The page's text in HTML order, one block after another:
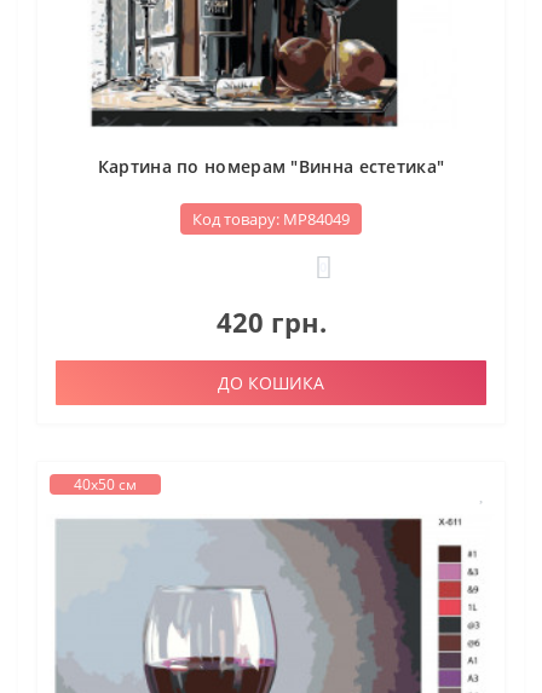
Картина по номерам "Винна естетика"
Код товару: МР84049
420 грн.
ДО КОШИКА
40х50 см